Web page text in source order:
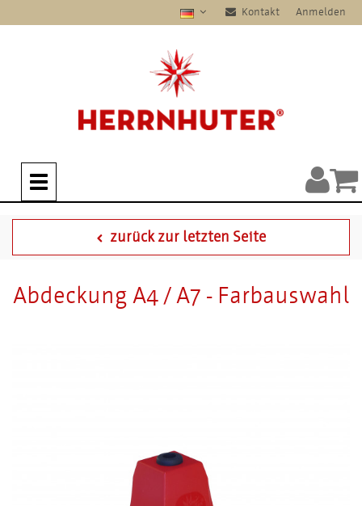
Kontakt Anmelden
zurück zur letzten Seite
Abdeckung A4 / A7 - Farbauswahl